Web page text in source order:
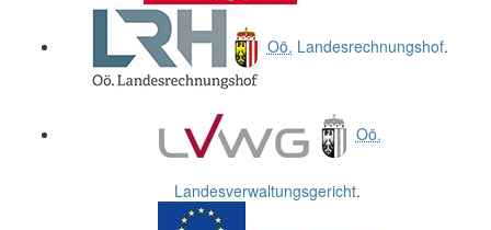
Oö. Landesrechnungshof.
Oö.
Landesverwaltungsgericht.